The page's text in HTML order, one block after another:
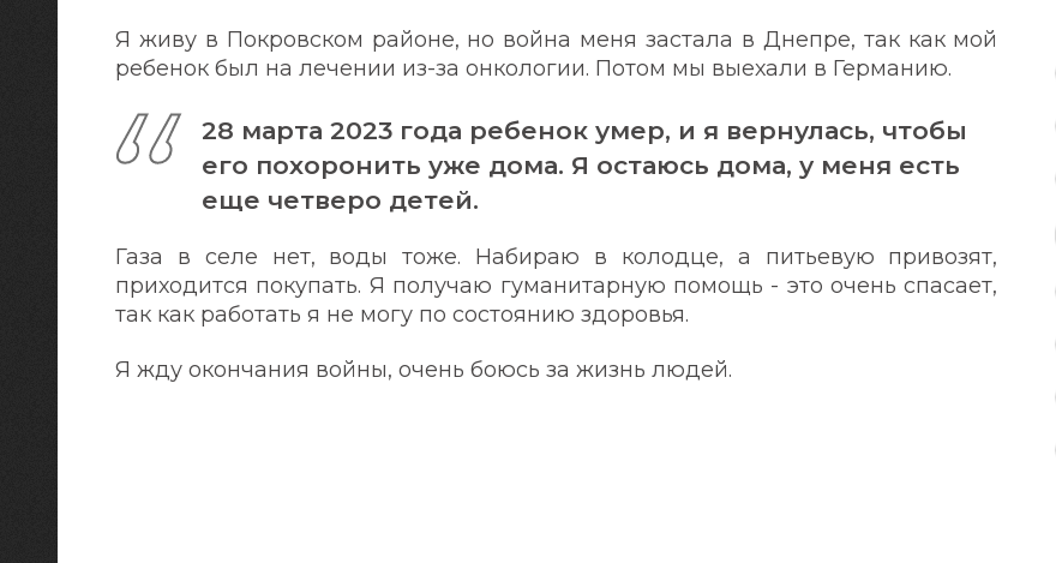
Я живу в Покровском районе, но война меня застала в Днепре, так как мой
ребенок был на лечении из-за онкологии. Потом мы выехали в Германию.
28 марта 2023 года ребенок умер, и я вернулась, чтобы
его похоронить уже дома. Я остаюсь дома, у меня есть
еще четверо детей.
Газа в селе нет, воды тоже. Набираю в колодце, а питьевую привозят,
приходится покупать. Я получаю гуманитарную помощь - это очень спасает,
так как работать я не могу по состоянию здоровья.
Я жду окончания войны, очень боюсь за жизнь людей.